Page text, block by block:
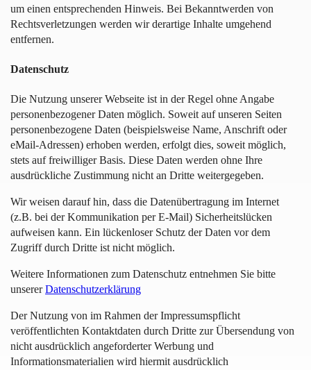
um einen entsprechenden Hinweis. Bei Bekanntwerden von
Rechtsverletzungen werden wir derartige Inhalte umgehend
entfernen.
Datenschutz
Die Nutzung unserer Webseite ist in der Regel ohne Angabe
personenbezogener Daten möglich. Soweit auf unseren Seiten
personenbezogene Daten (beispielsweise Name, Anschrift oder
eMail-Adressen) erhoben werden, erfolgt dies, soweit möglich,
stets auf freiwilliger Basis. Diese Daten werden ohne Ihre
ausdrückliche Zustimmung nicht an Dritte weitergegeben.
Wir weisen darauf hin, dass die Datenübertragung im Internet
(z.B. bei der Kommunikation per E-Mail) Sicherheitslücken
aufweisen kann. Ein lückenloser Schutz der Daten vor dem
Zugriff durch Dritte ist nicht möglich.
Weitere Informationen zum Datenschutz entnehmen Sie bitte
unsererDatenschutzerklärung
Der Nutzung von im Rahmen der Impressumspflicht
veröffentlichten Kontaktdaten durch Dritte zur Übersendung von
nicht ausdrücklich angeforderter Werbung und
Informationsmaterialien wird hiermit ausdrücklich